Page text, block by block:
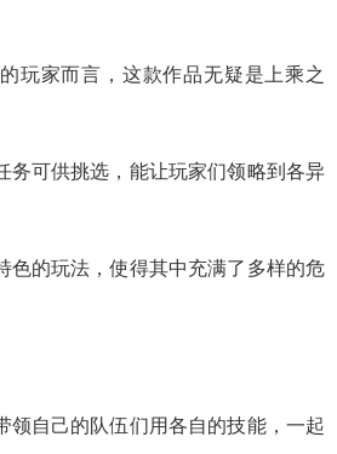
玩家而言，这款作品无疑是上乘之
务可供挑选，能让玩家们领略到各异
色的玩法，使得其中充满了多样的危
领自己的队伍们用各自的技能，一起